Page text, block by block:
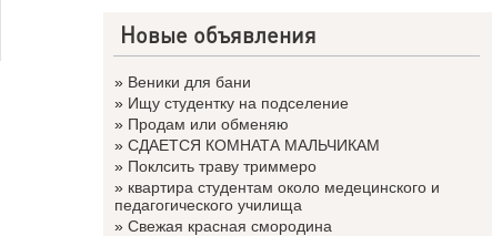
Новые объявления
» Веники для бани
» Ищу студентку на подселение
» Продам или обменяю
» СДАЕТСЯ КОМНАТА МАЛЬЧИКАМ
» Поклсить траву триммеро
» квартира студентам около медецинского и
педагогического училища
» Свежая красная смородина